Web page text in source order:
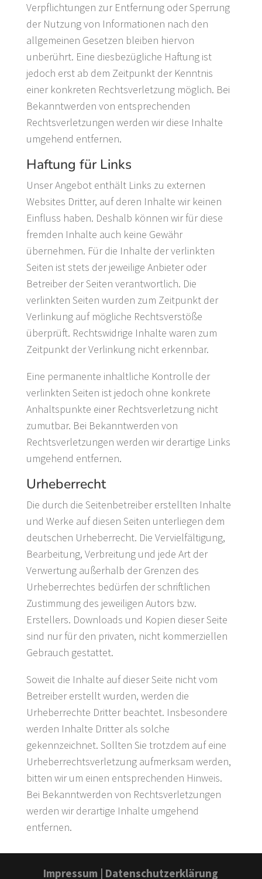
Verpflichtungen zur Entfernung oder Sperrung
der Nutzung von Informationen nach den
allgemeinen Gesetzen bleiben hiervon
unberührt. Eine diesbezügliche Haftung ist
jedoch erst ab dem Zeitpunkt der Kenntnis
einer konkreten Rechtsverletzung möglich. Bei
Bekanntwerden von entsprechenden
Rechtsverletzungen werden wir diese Inhalte
umgehend entfernen.
Haftung für Links
Unser Angebot enthält Links zu externen
Websites Dritter, auf deren Inhalte wir keinen
Einfluss haben. Deshalb können wir für diese
fremden Inhalte auch keine Gewähr
übernehmen. Für die Inhalte der verlinkten
Seiten ist stets der jeweilige Anbieter oder
Betreiber der Seiten verantwortlich. Die
verlinkten Seiten wurden zum Zeitpunkt der
Verlinkung auf mögliche Rechtsverstöße
überprüft. Rechtswidrige Inhalte waren zum
Zeitpunkt der Verlinkung nicht erkennbar.
Eine permanente inhaltliche Kontrolle der
verlinkten Seiten ist jedoch ohne konkrete
Anhaltspunkte einer Rechtsverletzung nicht
zumutbar. Bei Bekanntwerden von
Rechtsverletzungen werden wir derartige Links
umgehend entfernen.
Urheberrecht
Die durch die Seitenbetreiber erstellten Inhalte
und Werke auf diesen Seiten unterliegen dem
deutschen Urheberrecht. Die Vervielfältigung,
Bearbeitung, Verbreitung und jede Art der
Verwertung außerhalb der Grenzen des
Urheberrechtes bedürfen der schriftlichen
Zustimmung des jeweiligen Autors bzw.
Erstellers. Downloads und Kopien dieser Seite
sind nur für den privaten, nicht kommerziellen
Gebrauch gestattet.
Soweit die Inhalte auf dieser Seite nicht vom
Betreiber erstellt wurden, werden die
Urheberrechte Dritter beachtet. Insbesondere
werden Inhalte Dritter als solche
gekennzeichnet. Sollten Sie trotzdem auf eine
Urheberrechtsverletzung aufmerksam werden,
bitten wir um einen entsprechenden Hinweis.
Bei Bekanntwerden von Rechtsverletzungen
werden wir derartige Inhalte umgehend
entfernen.
Impressum | Datenschutzerklärung